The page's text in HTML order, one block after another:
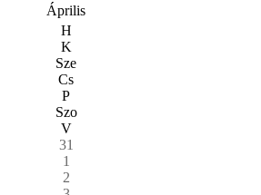
Április
H
K
Sze
Cs
P
Szo
V
31
1
2